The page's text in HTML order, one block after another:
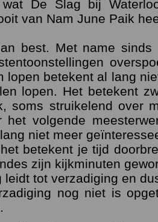
De Slag bij
van Nam June Paik
best. Met name sinds
lopen betekent al lang
lopen. Het betekent
soms struikelend over
het volgende
niet meer
betekent je tijd
zijn kijkminuten
leidt tot verzadiging en
nog niet is